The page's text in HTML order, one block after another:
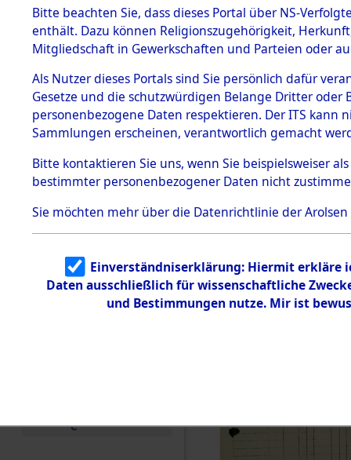
BESTÄNDE
1.
mente
5. Verschiedenes
5.3
Todesmärsche
5.3.1 Alliierte
Erhebungen
zu
Todesmärsch
en
5.3.2
Identifizierun
g
5.3.3
Todesmärsch
e
Gräbern
Bitte beachten Sie, dass dieses Portal über NS-
enthält. Dazu können Religionszugehörigkeit,
Mitgliedschaft in Gewerkschaften und Parteien oder
Als Nutzer dieses Portals sind Sie persönlich dafür
Gesetze und die schutzwürdigen Belange Dritter
personenbezogene Daten respektieren. Der ITS
Sammlungen erscheinen, verantwortlich gemacht
Bitte kontaktieren Sie uns, wenn Sie beispielsweiser
bestimmter personenbezogener Daten nicht
Sie möchten mehr über die Datenrichtlinie der Arolsen
Einverständniserklärung: Hiermit erkläre
Daten ausschließlich für wissenschaftliche
und Bestimmungen nutze. Mir ist